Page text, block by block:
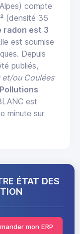
compte
(densité 35
radon est 3
est soumise
Depuis
publiés,
ou Coulées
est
minute sur
ÉTAT DES
mon ERP